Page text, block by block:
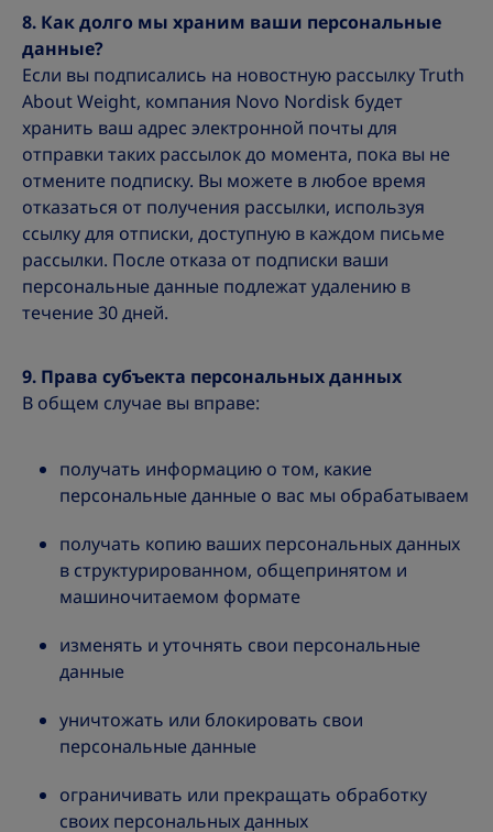
8. Как долго мы храним ваши персональные
данные?
Если вы подписались на новостную рассылку Truth
About Weight, компания Novo Nordisk будет
хранить ваш адрес электронной почты для
отправки таких рассылок до момента, пока вы не
отмените подписку. Вы можете в любое время
отказаться от получения рассылки, используя
ссылку для отписки, доступную в каждом письме
рассылки. После отказа от подписки ваши
персональные данные подлежат удалению в
течение 30 дней.
9. Права субъекта персональных данных
В общем случае вы вправе:
получать информацию о том, какие
персональные данные о вас мы обрабатываем
получать копию ваших персональных данных
в структурированном, общепринятом и
машиночитаемом формате
изменять и уточнять свои персональные
данные
уничтожать или блокировать свои
персональные данные
ограничивать или прекращать обработку
своих персональных данных